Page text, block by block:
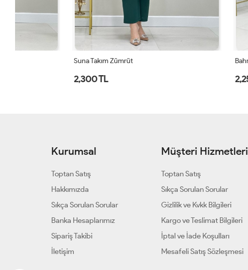
Suna Takım Zümrüt Bahriye Takım Siyah
Kurumsal
Toptan Satış
Hakkımızda
Sıkça Sorulan Sorular
Banka Hesaplarımız
Sipariş Takibi
İletişim
Müşteri Hizmetleri
Toptan Satış
Sıkça Sorulan Sorular
Gizlilik ve Kvkk Bilgileri
Kargo ve Teslimat Bilgileri
İptal ve İade Koşulları
Mesafeli Satış Sözleşmesi